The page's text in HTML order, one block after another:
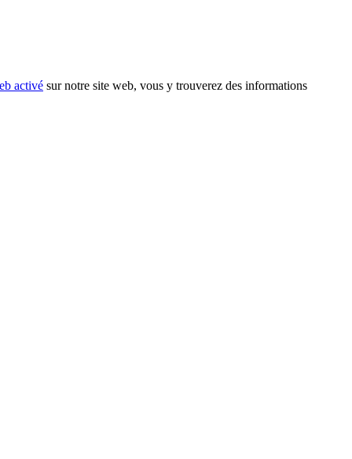
activé sur notre site web, vous y trouverez des informations